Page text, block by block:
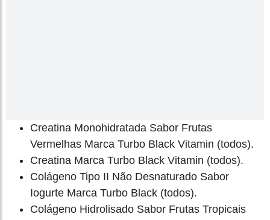
Creatina Monohidratada Sabor Frutas
Vermelhas Marca Turbo Black Vitamin (todos).
Creatina Marca Turbo Black Vitamin (todos).
Colágeno Tipo II Não Desnaturado Sabor
Iogurte Marca Turbo Black (todos).
Colágeno Hidrolisado Sabor Frutas Tropicais